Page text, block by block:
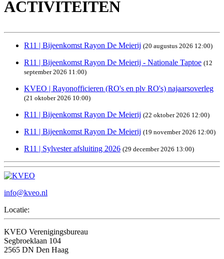
ACTIVITEITEN
R11 | Bijeenkomst Rayon De Meierij (20 augustus 2026 12:00)
R11 | Bijeenkomst Rayon De Meierij - Nationale Taptoe (12
september 2026 11:00)
KVEO | Rayonofficieren (RO's en plv RO's) najaarsoverleg
(21 oktober 2026 10:00)
R11 | Bijeenkomst Rayon De Meierij (22 oktober 2026 12:00)
R11 | Bijeenkomst Rayon De Meierij (19 november 2026 12:00)
R11 | Sylvester afsluiting 2026 (29 december 2026 13:00)
info@kveo.nl
Locatie:
KVEO Verenigingsbureau
Segbroeklaan 104
2565 DN Den Haag